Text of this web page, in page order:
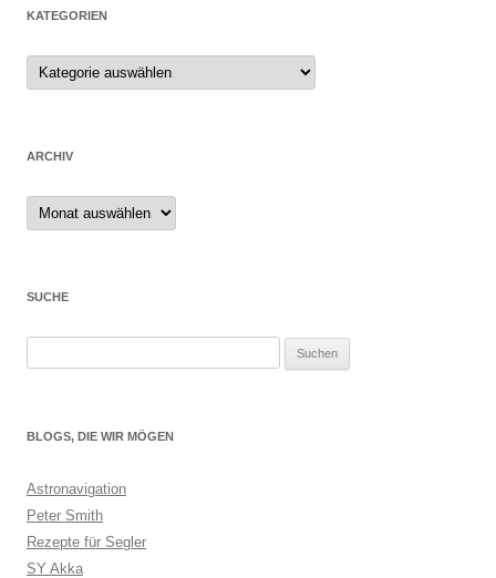
KATEGORIEN
ARCHIV
Archiv
SUCHE
BLOGS, DIE WIR MÖGEN
Astronavigation
Peter Smith
Rezepte für Segler
SY Akka